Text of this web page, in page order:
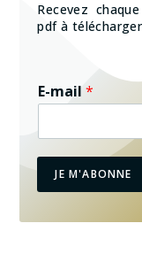
Recevez
pdf à
E-mail*
JE M'ABONNE